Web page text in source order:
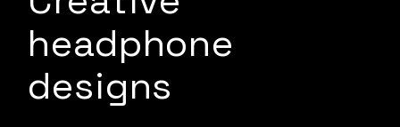
headphone
designs